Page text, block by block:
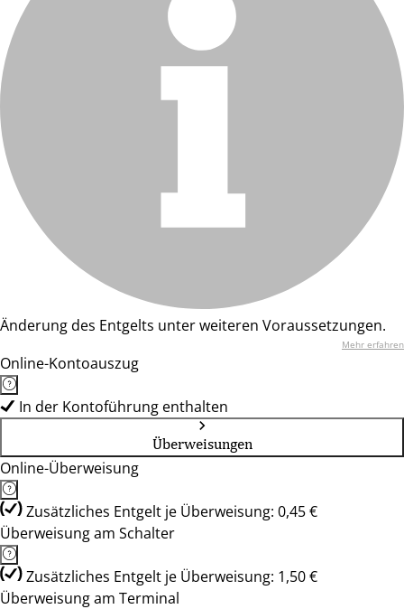
Änderung des Entgelts unter weiteren Voraussetzungen.
Mehr erfahren
Online-Kontoauszug
In der Kontoführung enthalten
Überweisungen
Online-Überweisung
Zusätzliches Entgelt je Überweisung: 0,45 €
Überweisung am Schalter
Zusätzliches Entgelt je Überweisung: 1,50 €
Überweisung am Terminal